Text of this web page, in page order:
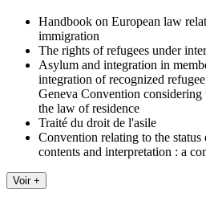
Handbook on European law
immigration
The rights of refugees under
Asylum and integration in
integration of recognized
Geneva Convention considering
the law of residence
Traité du droit de l'asile
Convention relating to the status
contents and interpretation : a